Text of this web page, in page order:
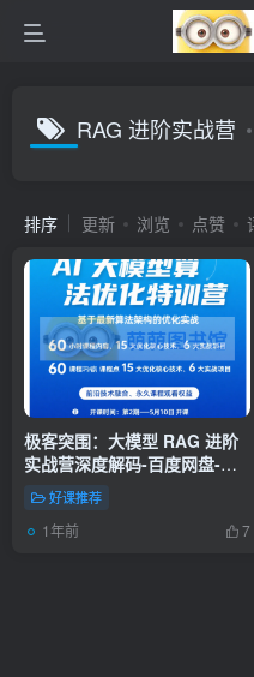
RAG 进阶实战营
排序 更新 浏览 点赞
极客突围：大模型 RAG 进阶
实战营深度解码-百度网盘-下
载
好课推荐
1年前 7